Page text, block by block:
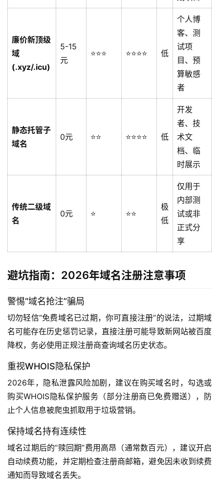
首
页
产
与
务
互
联
网
+
动
态
关
我
们
廉价新顶级
域
(.xyz/.icu)
5-15
元
⭐⭐⭐ ⭐⭐⭐⭐ 低
个人博
客、测
试项
目、预
算敏感
者
静态托管子
域名
0元 ⭐⭐ ⭐⭐⭐⭐ 低
开发
者、技
术文
档、临
时展示
传统二级域
名
0元 ⭐ ⭐⭐
极
低
仅用于
内部测
试或非
正式分
享
避坑指南：2026年域名注册注意事项
警惕“域名抢注”骗局
切勿轻信“免费域名已过期，你可直接注册”的说法，过期域
名可能存在历史惩罚记录，直接注册可能导致新网站被百度
降权，务必使用正规注册商查询域名历史状态。
重视WHOIS隐私保护
2026年，隐私泄露风险加剧，建议在购买域名时，勾选或
购买WHOIS隐私保护服务（部分注册商已免费赠送），防
止个人信息被爬虫抓取用于垃圾营销。
保持域名持有连续性
域名过期后的“赎回期”费用高昂（通常数百元），建议开启
自动续费功能，并定期检查注册商邮箱，避免因未收到续费
通知而导致域名丢失。